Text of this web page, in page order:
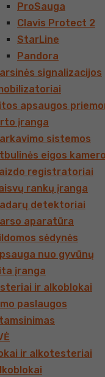
ProSauga
Clavis Protect 2
StarLine
Pandora
signalizacijos
apsaugos
įranga
sistemos
eigos
registratoriai
rankų įranga
detektoriai
aparatūra
sėdynės
nuo gyvūnų
įranga
ir alkoblokai
paslaugos
ir alkotesteriai